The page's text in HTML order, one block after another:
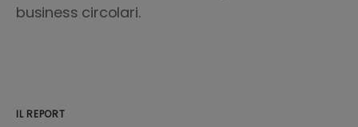
business circolari.
IL REPORT